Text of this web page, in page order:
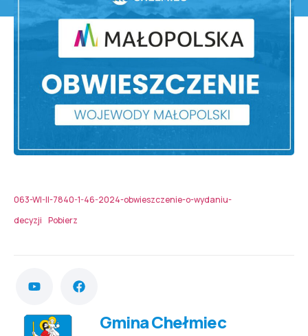
063-WI-II-7840-1-46-2024-obwieszczenie-o-wydaniu-
decyzji Pobierz
Gmina Chełmiec